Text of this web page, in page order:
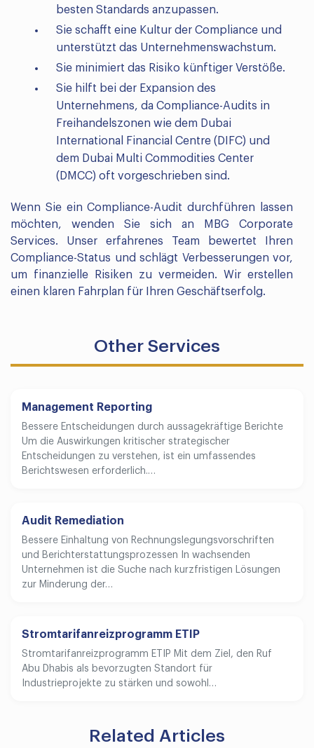
besten Standards anzupassen.
Sie schafft eine Kultur der Compliance und
unterstützt das Unternehmenswachstum.
Sie minimiert das Risiko künftiger Verstöße.
Sie hilft bei der Expansion des
Unternehmens, da Compliance-Audits in
Freihandelszonen wie dem Dubai
International Financial Centre (DIFC) und
dem Dubai Multi Commodities Center
(DMCC) oft vorgeschrieben sind.
Wenn Sie ein Compliance-Audit durchführen lassen
möchten, wenden Sie sich an MBG Corporate
Services. Unser erfahrenes Team bewertet Ihren
Compliance-Status und schlägt Verbesserungen vor,
um finanzielle Risiken zu vermeiden. Wir erstellen
einen klaren Fahrplan für Ihren Geschäftserfolg.
Other Services
Management Reporting
Bessere Entscheidungen durch aussagekräftige Berichte
Um die Auswirkungen kritischer strategischer
Entscheidungen zu verstehen, ist ein umfassendes
Berichtswesen erforderlich.…
Audit Remediation
Bessere Einhaltung von Rechnungslegungsvorschriften
und Berichterstattungsprozessen In wachsenden
Unternehmen ist die Suche nach kurzfristigen Lösungen
zur Minderung der…
Stromtarifanreizprogramm ETIP
Stromtarifanreizprogramm ETIP Mit dem Ziel, den Ruf
Abu Dhabis als bevorzugten Standort für
Industrieprojekte zu stärken und sowohl…
Related Articles